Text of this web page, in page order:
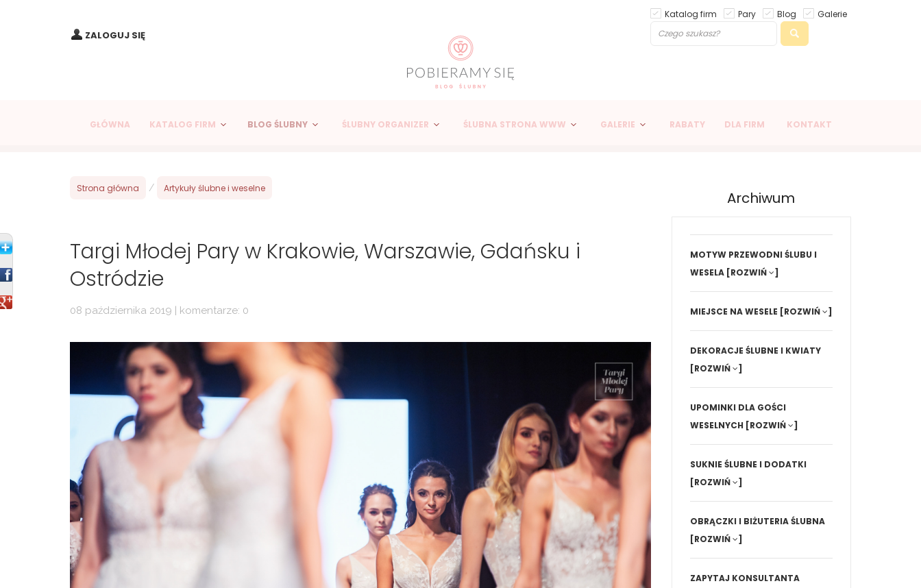
ZALOGUJ SIĘ
Katalog firm Pary Blog Galerie
GŁÓWNA KATALOG FIRM BLOG ŚLUBNY ŚLUBNY ORGANIZER ŚLUBNA STRONA WWW GALERIE RABATY DLA FIRM KONTAKT
Strona główna / Artykuły ślubne i weselne
Targi Młodej Pary w Krakowie, Warszawie, Gdańsku i
Ostródzie
08 października 2019 | komentarze: 0
Archiwum
MOTYW PRZEWODNI ŚLUBU I
WESELA [ROZWIŃ ]
MIEJSCE NA WESELE [ROZWIŃ ]
DEKORACJE ŚLUBNE I KWIATY
[ROZWIŃ
]
UPOMINKI DLA GOŚCI
WESELNYCH [ROZWIŃ ]
SUKNIE ŚLUBNE I DODATKI
[ROZWIŃ
]
OBRĄCZKI I BIŻUTERIA ŚLUBNA
[ROZWIŃ
]
ZAPYTAJ KONSULTANTA